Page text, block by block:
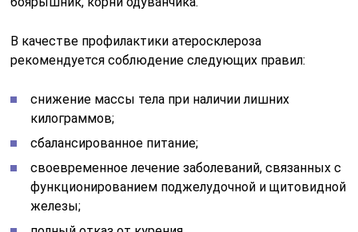
В качестве профилактики атеросклероза
рекомендуется соблюдение следующих правил:
снижение массы тела при наличии лишних
килограммов;
сбалансированное питание;
своевременное лечение заболеваний, связанных с
функционированием поджелудочной и щитовидной
железы;